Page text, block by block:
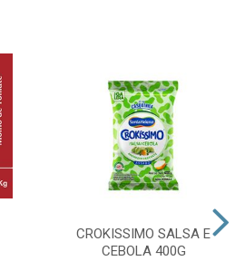
CROKISSIMO SALSA E
CEBOLA 400G